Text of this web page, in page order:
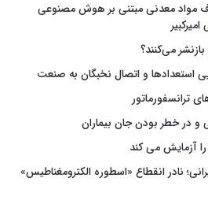
مواد معدنی مبتنی بر هوش مصنوعی
می‌کنند؟
استعدادها و اتصال نخبگان به صنعت
ترانسفورماتور
و در خطر بودن جان بیماران
آزمایش می کند
نادر انقطاع «اسطوره الکترومغناطیس»